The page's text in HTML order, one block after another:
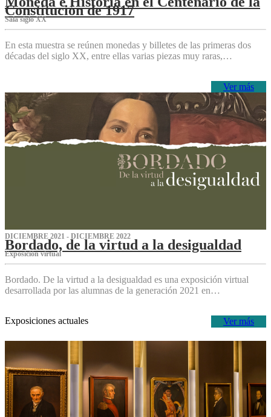
Constitución de 1917
Sala siglo XX
En esta muestra se reúnen monedas y billetes de las primeras dos
décadas del siglo XX, entre ellas varias piezas muy raras,…
Ver más
DICIEMBRE 2021 - DICIEMBRE 2022
Bordado, de la virtud a la desigualdad
Exposición virtual‌
Bordado. De la virtud a la desigualdad es una exposición virtual
desarrollada por las alumnas de la generación 2021 en…
Ver más
Exposiciones actuales